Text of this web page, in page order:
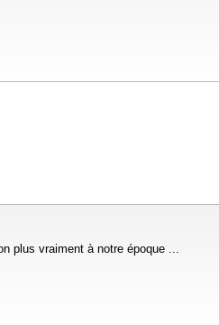
plus vraiment à notre époque ...